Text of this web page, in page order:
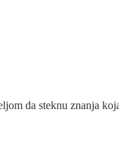
da steknu znanja